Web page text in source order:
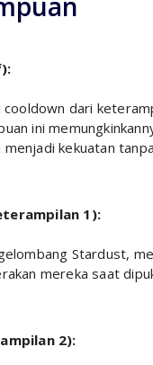
cooldown dari
ini
kekuatan
1):
Stardust,
mereka saat
2):